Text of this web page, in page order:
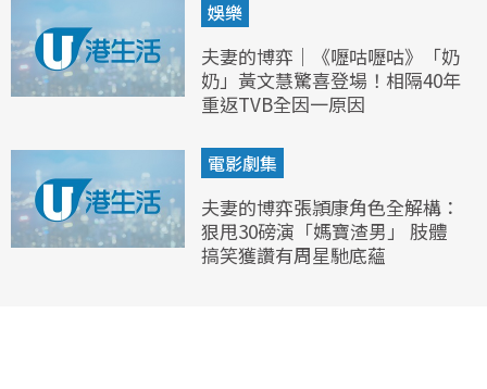
娛樂
夫妻的博弈｜《嚦咕嚦咕》「奶
奶」黃文慧驚喜登場！相隔40年
重返TVB全因一原因
電影劇集
夫妻的博弈張頴康角色全解構：
狠甩30磅演「媽寶渣男」 肢體
搞笑獲讚有周星馳底蘊